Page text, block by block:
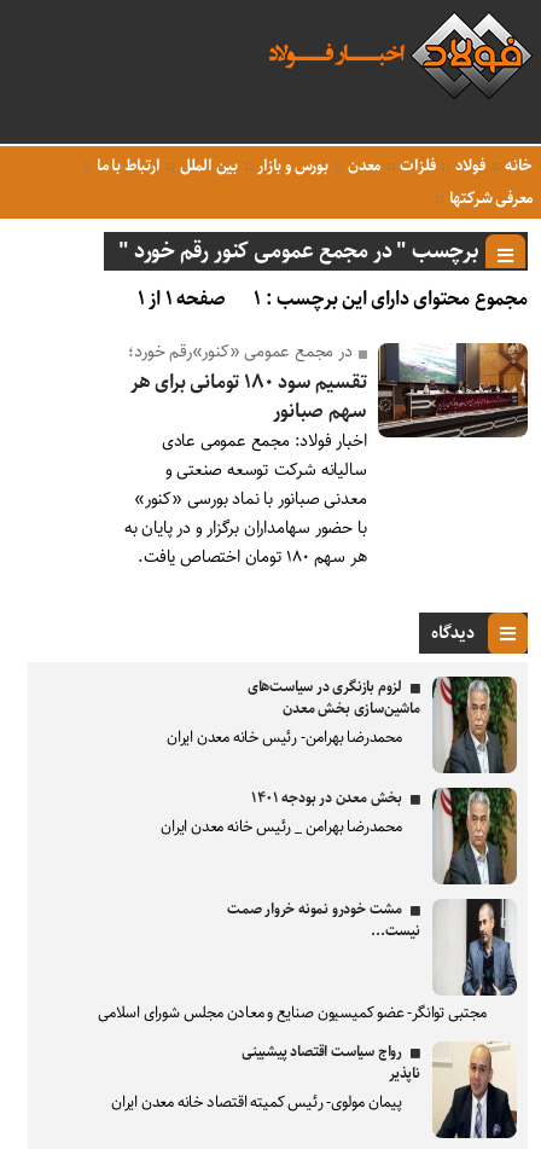
خانه فولاد فلزات معدن بورس و بازار بین الملل
ارتباط با ما
معرفی شرکتها
برچسب " در مجمع عمومی کنور رقم خورد "
مجموع محتوای دارای این برچسب : ۱ صفحه ۱ از ۱
در مجمع عمومی «کنور»رقم خورد؛
تقسیم سود ۱۸۰ تومانی برای هر
سهم صبانور
اخبار فولاد: مجمع عمومی عادی
سالیانه شرکت توسعه صنعتی و
معدنی صبانور با نماد بورسی «کنور»
با حضور سهامداران برگزار و در پایان به
هر سهم ۱۸۰ تومان اختصاص یافت.
دیدگاه
لزوم بازنگری در سیاست‌های
ماشین‌سازی بخش معدن
محمدرضا بهرامن- رئیس خانه معدن ایران
بخش معدن در بودجه ۱۴۰۱
محمدرضا بهرامن _ رئیس خانه معدن ایران
مشت خودرو نمونه خروار صمت
نیست...
مجتبی توانگر- عضو کمیسیون صنایع و معادن مجلس شورای اسلامی
رواج سیاست اقتصاد پیشبینی
ناپذیر
پیمان مولوی- رئیس کمیته اقتصاد خانه معدن ایران